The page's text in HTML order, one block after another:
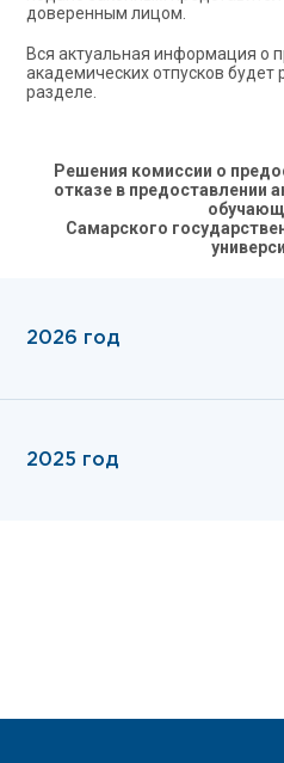
доверенным лицом.
Вся актуальная информация о
академических отпусков
разделе.
Решения комиссии о
отказе в предоставлении
Самарского
2026 год
2025 год